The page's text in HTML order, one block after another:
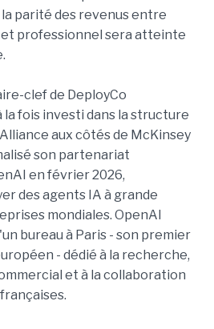
parité des revenus entre
professionnel sera atteinte
clef de DeployCo
la fois investi dans la structure
aux côtés de McKinsey
son partenariat
en février 2026,
des agents IA à grande
mondiales. OpenAI
bureau à Paris - son premier
- dédié à la recherche,
et à la collaboration